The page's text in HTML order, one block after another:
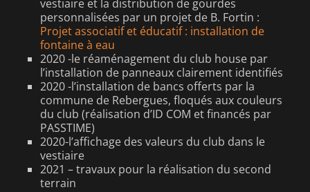
vestiaire et la distribution de gourdes
personnalisées par un projet de B. Fortin :
Projet associatif et éducatif : installation de
fontaine à eau
2020 -le réaménagement du club house par
l’installation de panneaux clairement identifiés
2020 -l’installation de bancs offerts par la
commune de Rebergues, floqués aux couleurs
du club (réalisation d’ID COM et financés par
PASSTIME)
2020-l’affichage des valeurs du club dans le
vestiaire
2021 – travaux pour la réalisation du second
terrain